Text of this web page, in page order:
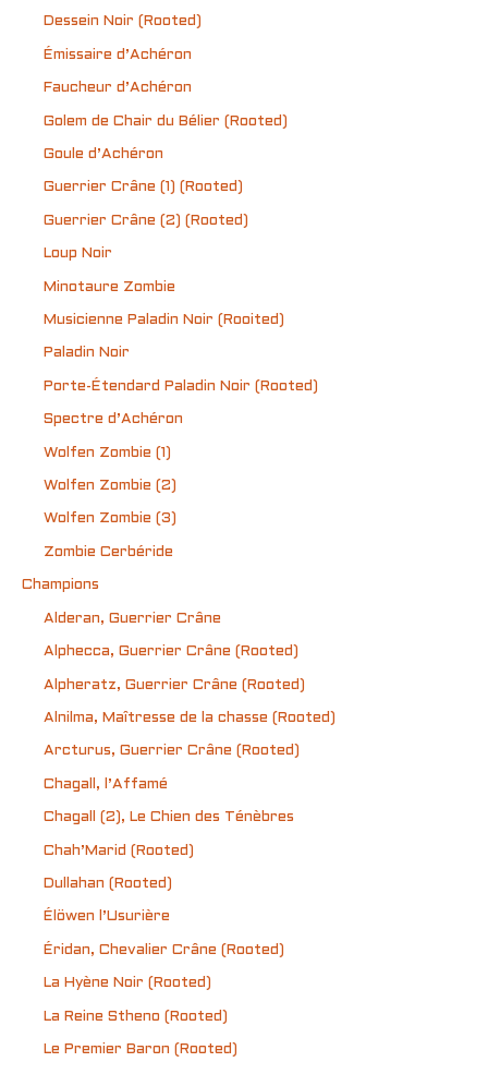
Dessein Noir (Rooted)
Émissaire d’Achéron
Faucheur d’Achéron
Golem de Chair du Bélier (Rooted)
Goule d’Achéron
Guerrier Crâne (1) (Rooted)
Guerrier Crâne (2) (Rooted)
Loup Noir
Minotaure Zombie
Musicienne Paladin Noir (Rooited)
Paladin Noir
Porte-Étendard Paladin Noir (Rooted)
Spectre d’Achéron
Wolfen Zombie (1)
Wolfen Zombie (2)
Wolfen Zombie (3)
Zombie Cerbéride
Champions
Alderan, Guerrier Crâne
Alphecca, Guerrier Crâne (Rooted)
Alpheratz, Guerrier Crâne (Rooted)
Alnilma, Maîtresse de la chasse (Rooted)
Arcturus, Guerrier Crâne (Rooted)
Chagall, l’Affamé
Chagall (2), Le Chien des Ténèbres
Chah’Marid (Rooted)
Dullahan (Rooted)
Élöwen l’Usurière
Éridan, Chevalier Crâne (Rooted)
La Hyène Noir (Rooted)
La Reine Stheno (Rooted)
Le Premier Baron (Rooted)